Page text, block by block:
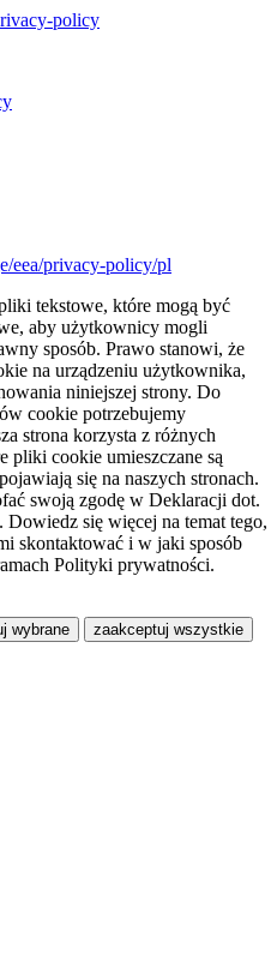
policy
eea/privacy-policy/pl
tekstowe, które mogą być
aby użytkownicy mogli
sposób. Prawo stanowi, że
na urządzeniu użytkownika,
niniejszej strony. Do
cookie potrzebujemy
strona korzysta z różnych
cookie umieszczane są
się na naszych stronach.
swoją zgodę w Deklaracji dot.
się więcej na temat tego,
skontaktować i w jaki sposób
Polityki prywatności.
wybrane zaakceptuj wszystkie